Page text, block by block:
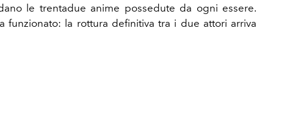
le trentadue anime possedute da ogni essere.
funzionato: la rottura definitiva tra i due attori arriva